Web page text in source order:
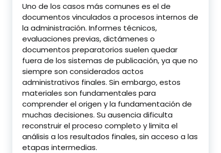
Uno de los casos más comunes es el de
documentos vinculados a procesos internos de
la administración. Informes técnicos,
evaluaciones previas, dictámenes o
documentos preparatorios suelen quedar
fuera de los sistemas de publicación, ya que no
siempre son considerados actos
administrativos finales. Sin embargo, estos
materiales son fundamentales para
comprender el origen y la fundamentación de
muchas decisiones. Su ausencia dificulta
reconstruir el proceso completo y limita el
análisis a los resultados finales, sin acceso a las
etapas intermedias.